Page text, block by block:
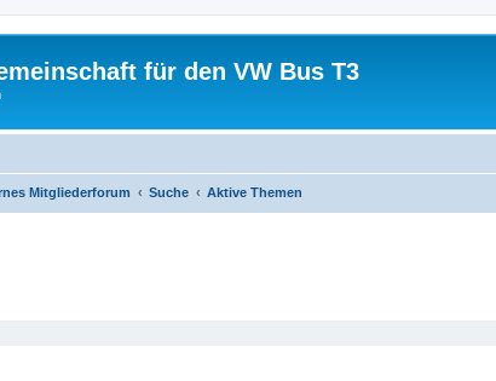
für den VW Bus T3
Mitgliederforum Suche Aktive Themen